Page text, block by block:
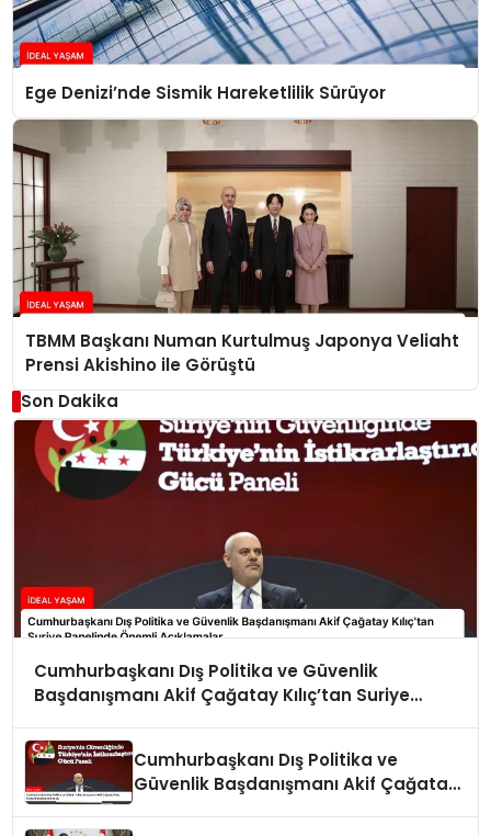
Ege Denizi’nde Sismik Hareketlilik Sürüyor
TBMM Başkanı Numan Kurtulmuş Japonya Veliaht
Prensi Akishino ile Görüştü
Son Dakika
Cumhurbaşkanı Dış Politika ve Güvenlik
Başdanışmanı Akif Çağatay Kılıç’tan Suriye
Cumhurbaşkanı Dış Politika ve
Güvenlik Başdanışmanı Akif Çağatay